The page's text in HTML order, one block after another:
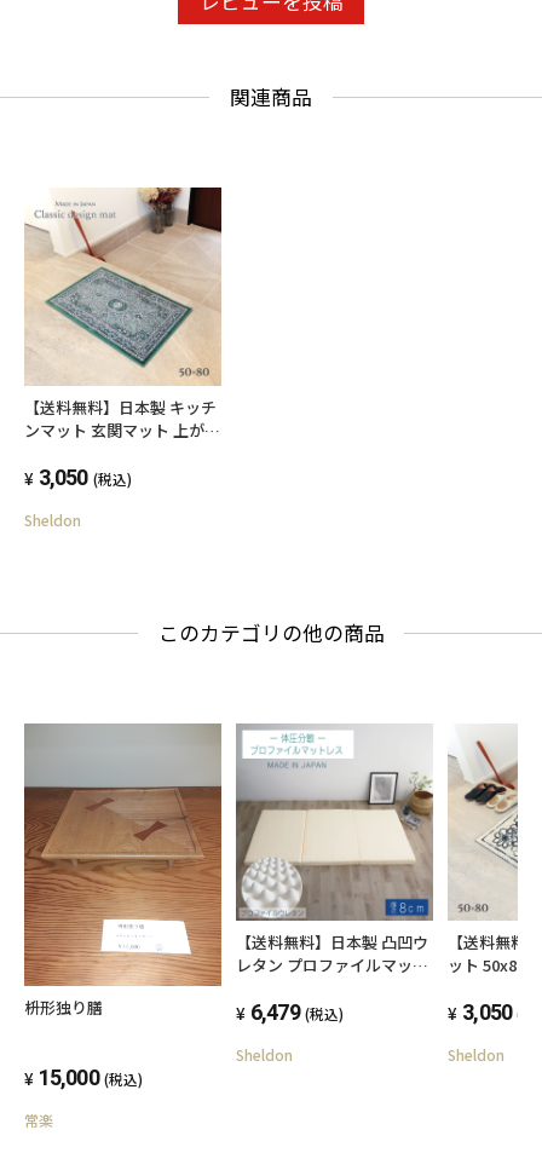
関連商品
【送料無料】日本製 キッチ
ンマット 玄関マット 上がり
止め付 エレガント 上品 手
ッシャブル 室内
3,050 (税込)
Sheldon
このカテゴリの他の商品
枡形独り膳
15,000 (税込)
常楽
【送料無料】日本製 凸凹ウ
レタン プロファイルマット
つう 95ニュートン シングル
ン 軽い キッズ 子供 ソフト
6,479 (税込)
Sheldon
【送料無料
ット
手洗い 抗菌
3,050 (税
Sheldon